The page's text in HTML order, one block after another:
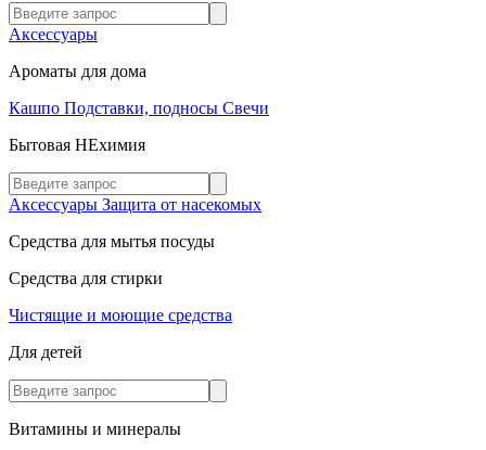
Аксессуары
Ароматы для дома
Кашпо Подставки, подносы Свечи
Бытовая НЕхимия
Аксессуары Защита от насекомых
Средства для мытья посуды
Средства для стирки
Чистящие и моющие средства
Для детей
Витамины и минералы